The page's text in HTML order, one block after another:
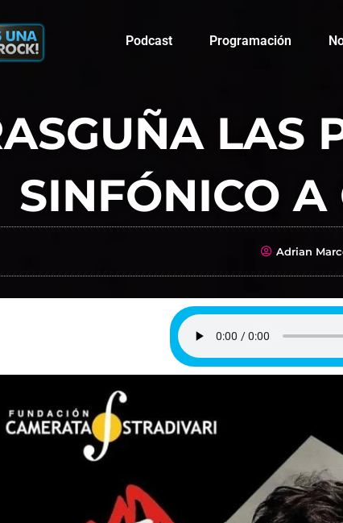
Podcast Programación
LAS
SINFÓNICO A
Adrian